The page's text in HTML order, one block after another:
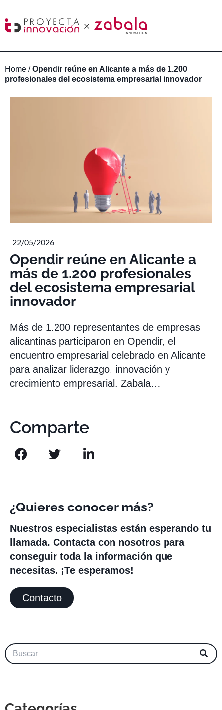
Home /Opendir reúne en Alicante a más de 1.200
profesionales del ecosistema empresarial innovador
22/05/2026
Opendir reúne en Alicante a
más de 1.200 profesionales
del ecosistema empresarial
innovador
Más de 1.200 representantes de empresas
alicantinas participaron en Opendir, el
encuentro empresarial celebrado en Alicante
para analizar liderazgo, innovación y
crecimiento empresarial. Zabala…
Comparte
¿Quieres conocer más?
Nuestros especialistas están esperando tu
llamada. Contacta con nosotros para
conseguir toda la información que
necesitas. ¡Te esperamos!
Contacto